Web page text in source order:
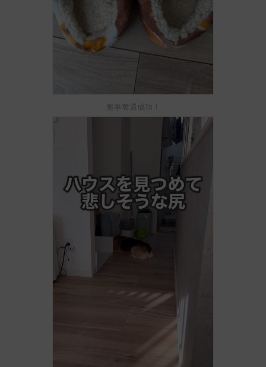
無事奪還成功！